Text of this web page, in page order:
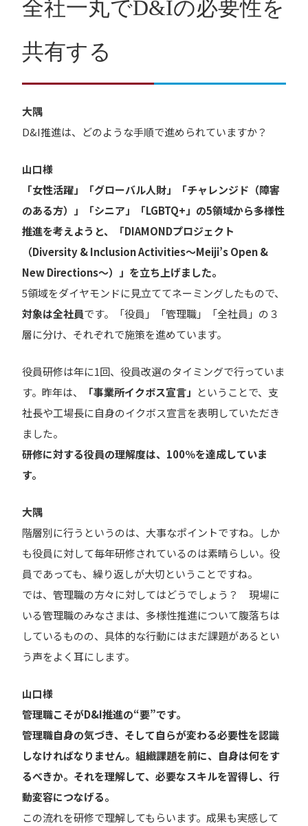
全社一丸でD&Iの必要性を
共有する
大隅
D&I推進は、どのような手順で進められていますか？
山口様
「女性活躍」「グローバル人財」「チャレンジド（障害
のある方）」「シニア」「LGBTQ+」の5領域から多様性
推進を考えようと、「DIAMONDプロジェクト
（Diversity & Inclusion Activities〜Meiji’s Open &
New Directions〜）」を立ち上げました。
5領域をダイヤモンドに見立ててネーミングしたもので、
対象は全社員です。「役員」「管理職」「全社員」の３
層に分け、それぞれで施策を進めています。
役員研修は年に1回、役員改選のタイミングで行っていま
す。昨年は、
「事業所イクボス宣言」 ということで、支
社長や工場長に自身のイクボス宣言を表明していただき
ました。
研修に対する役員の理解度は、100％を達成していま
す。
大隅
階層別に行うというのは、大事なポイントですね。しか
も役員に対して毎年研修されているのは素晴らしい。役
員であっても、繰り返しが大切ということですね。
では、管理職の方々に対してはどうでしょう？ 現場に
いる管理職のみなさまは、多様性推進について腹落ちは
しているものの、具体的な行動にはまだ課題があるとい
う声をよく耳にします。
山口様
管理職こそがD&I推進の“要”です。
管理職自身の気づき、 そして自らが変わる必要性を認識
しなければなりません。組織課題を前に、自身は何をす
るべきか。それを理解して、必要なスキルを習得し、行
動変容につなげる。
この流れを研修で理解してもらいます。成果も実感して